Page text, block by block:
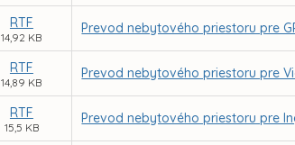
RTF
14,92 KB
Prevod nebytového priestoru pre
RTF
14,89 KB
Prevod nebytového priestoru pre
RTF
15,5 KB
Prevod nebytového priestoru pre